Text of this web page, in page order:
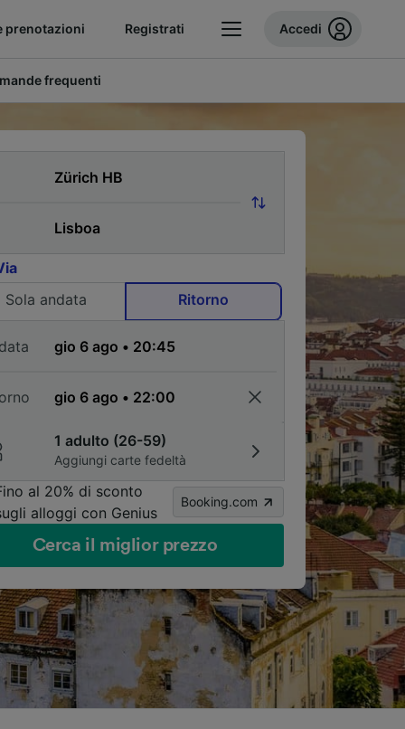
prenotazioni Registrati Accedi
frequenti
Sola andata
Ritorno
1 adulto (26-59)
Aggiungi carte fedeltà
al 20% di sconto
alloggi con Genius
Booking.com
Cerca il miglior prezzo